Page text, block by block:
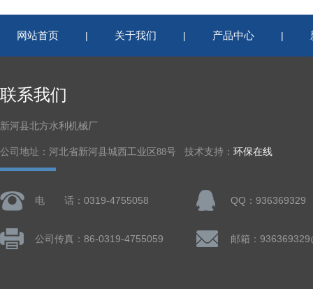
网站首页 | 关于我们 | 产品中心 |
联系我们
新河县北方水利机械厂
公司地址：河北省新河县城西工业区88号 技术支持： 环保在线
电 话：0319-4755058 QQ：936369329
公司传真：86-0319-4755059 邮箱：